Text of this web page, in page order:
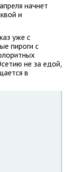
начнет
и
уже с
пироги с
не за едой,
в